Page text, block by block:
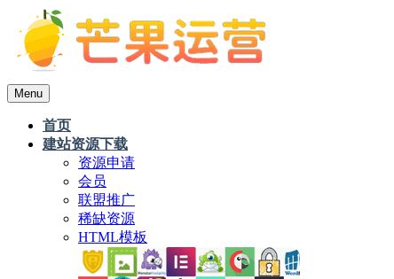
Menu
首页
建站资源下载
资源申请
会员
联盟推广
稀缺资源
HTML模板